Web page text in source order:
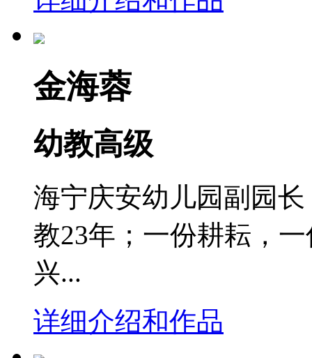
金海蓉
幼教高级
海宁庆安幼儿园副园
教23年；一份耕耘，
兴...
详细介绍和作品